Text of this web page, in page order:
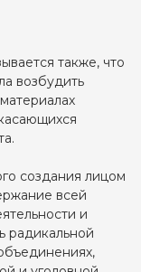
также, что
возбудить
создания лицом
всей
и
радикальной